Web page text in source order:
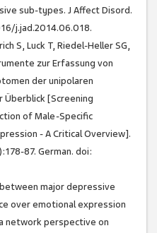
sub-types. J Affect Disord.
j.jad.2014.06.018.
S, Luck T, Riedel-Heller SG,
zur Erfassung von
der unipolaren
Überblick [Screening
of Male-Specific
- A Critical Overview].
87. German. doi:
major depressive
over emotional expression
network perspective on